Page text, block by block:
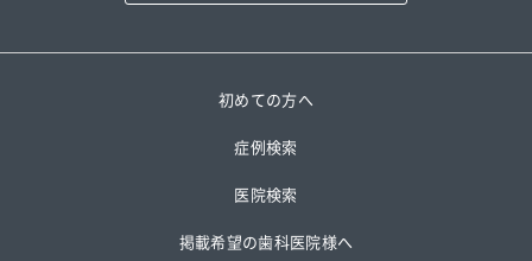
初めての方へ
症例検索
医院検索
掲載希望の歯科医院様へ